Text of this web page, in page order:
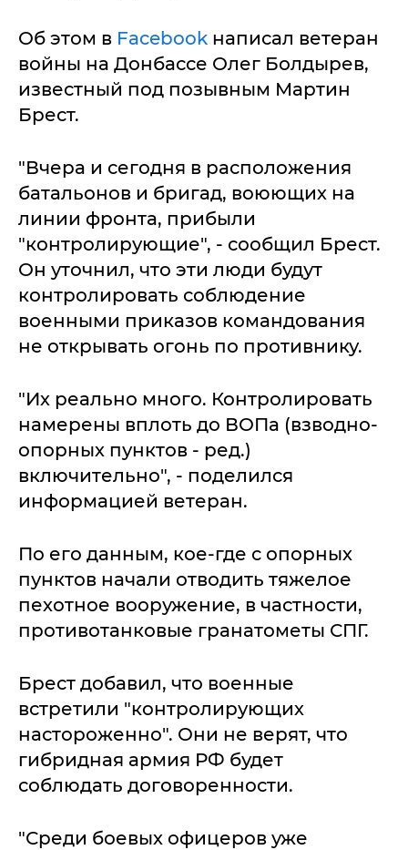
Об этом в Facebook написал ветеран
войны на Донбассе Олег Болдырев,
известный под позывным Мартин
Брест.
"Вчера и сегодня в расположения
батальонов и бригад, воюющих на
линии фронта, прибыли
"контролирующие", - сообщил Брест.
Он уточнил, что эти люди будут
контролировать соблюдение
военными приказов командования
не открывать огонь по противнику.
"Их реально много. Контролировать
намерены вплоть до ВОПа (взводно-
опорных пунктов - ред.)
включительно", - поделился
информацией ветеран.
По его данным, кое-где с опорных
пунктов начали отводить тяжелое
пехотное вооружение, в частности,
противотанковые гранатометы СПГ.
Брест добавил, что военные
встретили "контролирующих
настороженно". Они не верят, что
гибридная армия РФ будет
соблюдать договоренности.
"Среди боевых офицеров уже